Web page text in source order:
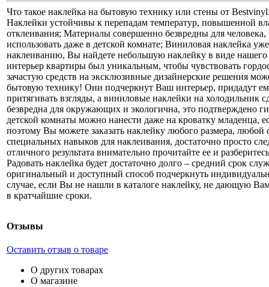
Что такое наклейка на бытовую технику или стены от
Наклейки устойчивы к перепадам температур, повышенной
отклеивания; Материалы совершенно безвредны для
использовать даже в детской комнате; Виниловая наклейка
наклеиванию, Вы найдете небольшую наклейку в виде нашего
интерьер квартиры был уникальным, чтобы чувствовать
зачастую средств на эксклюзивные дизайнерские решения
бытовую технику! Они подчеркнут Ваш интерьер, придадут
притягивать взгляды, а виниловые наклейки на
безвредна для окружающих и экологична, это подтверждено
детской комнаты можно нанести даже на кроватку младенца,
поэтому Вы можете заказать наклейку любого размера,
специальных навыков для наклеивания, достаточно просто
отличного результата внимательно прочитайте ее и
Радовать наклейка будет достаточно долго – средний срок
оригинальный и доступный способ подчеркнуть
случае, если Вы не нашли в каталоге наклейку, не дающую
в кратчайшие сроки.
Отзывы
Оставить отзыв о товаре
О других товарах
О магазине